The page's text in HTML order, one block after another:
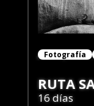
Fotografía
RUTA
16 días